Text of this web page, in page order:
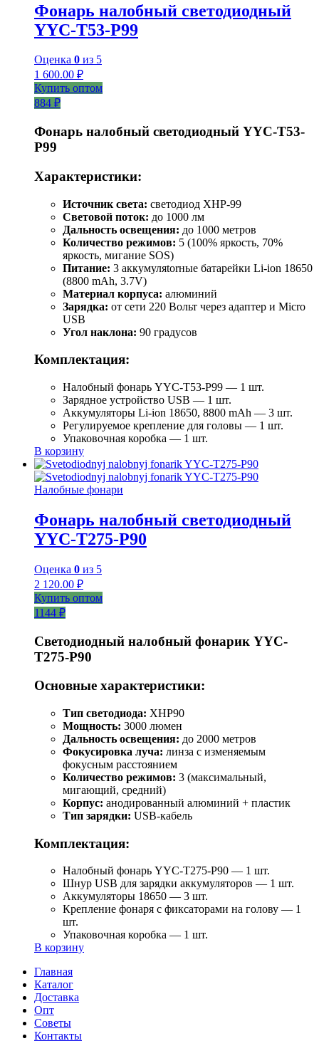
Фонарь налобный светодиодный
YYC-T53-P99
Оценка 0 из 5
1 600.00 ₽
Купить оптом
884 ₽
Фонарь налобный светодиодный YYC-T53-
P99
Характеристики:
Источник света: светодиод XHP-99
Световой поток: до 1000 лм
Дальность освещения: до 1000 метров
Количество режимов: 5 (100% яркость, 70%
яркость, мигание SOS)
Питание: 3 аккумуляtorные батарейки Li-ion 18650
(8800 mAh, 3.7V)
Материал корпуса: алюминий
Зарядка: от сети 220 Вольт через адаптер и Micro
USB
Угол наклона: 90 градусов
Комплектация:
Налобный фонарь YYC-T53-P99 — 1 шт.
Зарядное устройство USB — 1 шт.
Аккумуляторы Li-ion 18650, 8800 mAh — 3 шт.
Регулируемое крепление для головы — 1 шт.
Упаковочная коробка — 1 шт.
В корзину
Налобные фонари
Фонарь налобный светодиодный
YYC-T275-P90
Оценка 0 из 5
2 120.00 ₽
Купить оптом
1144 ₽
Светодиодный налобный фонарик YYC-
T275-P90
Основные характеристики:
Тип светодиода: XHP90
Мощность: 3000 люмен
Дальность освещения: до 2000 метров
Фокусировка луча: линза с изменяемым
фокусным расстоянием
Количество режимов: 3 (максимальный,
мигающий, средний)
Корпус: анодированный алюминий + пластик
Тип зарядки: USB-кабель
Комплектация:
Налобный фонарь YYC-T275-P90 — 1 шт.
Шнур USB для зарядки аккумуляторов — 1 шт.
Аккумуляторы 18650 — 3 шт.
Крепление фонаря с фиксаторами на голову — 1
шт.
Упаковочная коробка — 1 шт.
В корзину
Главная
Каталог
Доставка
Опт
Советы
Контакты